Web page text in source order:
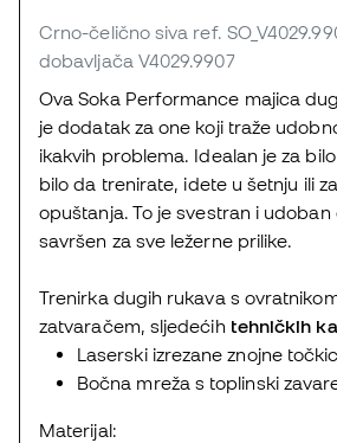
Crno-čelično siva ref.
dobavljača V4029.9907
Ova Soka Performance majica
je dodatak za one koji traže
ikakvih problema. Idealan je za
bilo da trenirate, idete u šetnju ili
opuštanja. To je svestran i udoban
savršen za sve ležerne prilike.
Trenirka dugih rukava s
zatvaračem, sljedećih tehničkih
Laserski izrezane znojne
Bočna mreža s toplinski
Materijal: